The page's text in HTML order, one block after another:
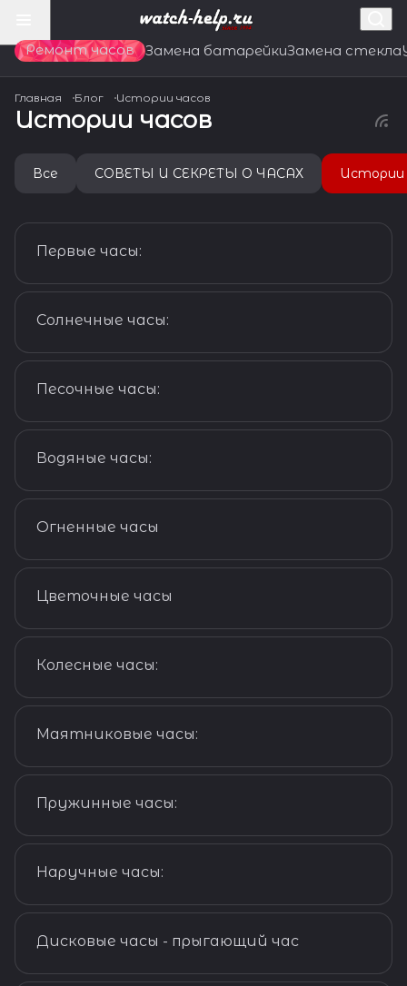
Ремонт часов Замена батарейкиЗамена стекла
Главная Блог Истории часов
Истории часов
Все СОВЕТЫ И СЕКРЕТЫ О ЧАСАХ Истории
Истории часов
Первые часы:
Истории часов
Солнечные часы:
Истории часов
Песочные часы:
Истории часов
Водяные часы:
Истории часов
Огненные часы
Истории часов
Цветочные часы
Истории часов
Колесные часы:
Истории часов
Маятниковые часы:
Истории часов
Пружинные часы:
Истории часов
Наручные часы:
Истории часов
Дисковые часы - прыгающий час